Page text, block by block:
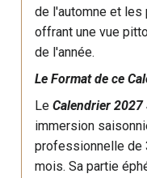
de l'automne et les
offrant une vue
de l'année.
Le Format de ce
LeCalendrier
immersion
professionnelle de
mois. Sa partie